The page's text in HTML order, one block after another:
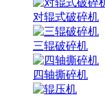
对辊式破碎机
三辊破碎机
四轴撕碎机